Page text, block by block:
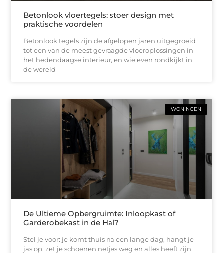
Betonlook vloertegels: stoer design met
praktische voordelen
Betonlook tegels zijn de afgelopen jaren uitgegroeid
tot een van de meest gevraagde vloeroplossingen in
het hedendaagse interieur, en wie even rondkijkt in
de wereld
WONINGEN
De Ultieme Opbergruimte: Inloopkast of
Garderobekast in de Hal?
Stel je voor: je komt thuis na een lange dag, hangt je
jas op, zet je schoenen netjes weg en alles heeft zijn